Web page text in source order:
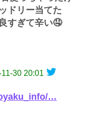
ドリー当てた
すぎて辛い🤤
30 20:01
…